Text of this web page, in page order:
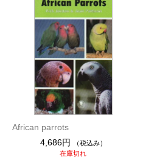
African parrots
4,686円
（税込み）
在庫切れ